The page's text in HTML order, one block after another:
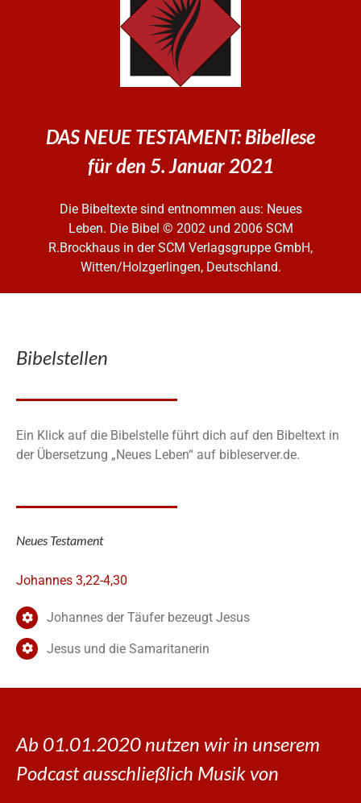
DAS NEUE TESTAMENT: Bibellese
für den 5. Januar 2021
Die Bibeltexte sind entnommen aus: Neues
Leben. Die Bibel © 2002 und 2006 SCM
R.Brockhaus in der SCM Verlagsgruppe GmbH,
Witten/Holzgerlingen, Deutschland.
Bibelstellen
Ein Klick auf die Bibelstelle führt dich auf den Bibeltext in
der Übersetzung „Neues Leben“ auf bibleserver.de.
Neues Testament
Johannes 3,22-4,30
Johannes der Täufer bezeugt Jesus
Jesus und die Samaritanerin
Ab 01.01.2020 nutzen wir in unserem
Podcast ausschließlich Musik von